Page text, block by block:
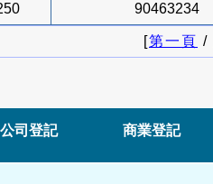
90463234
[第一頁 /
公司登記 商業登記